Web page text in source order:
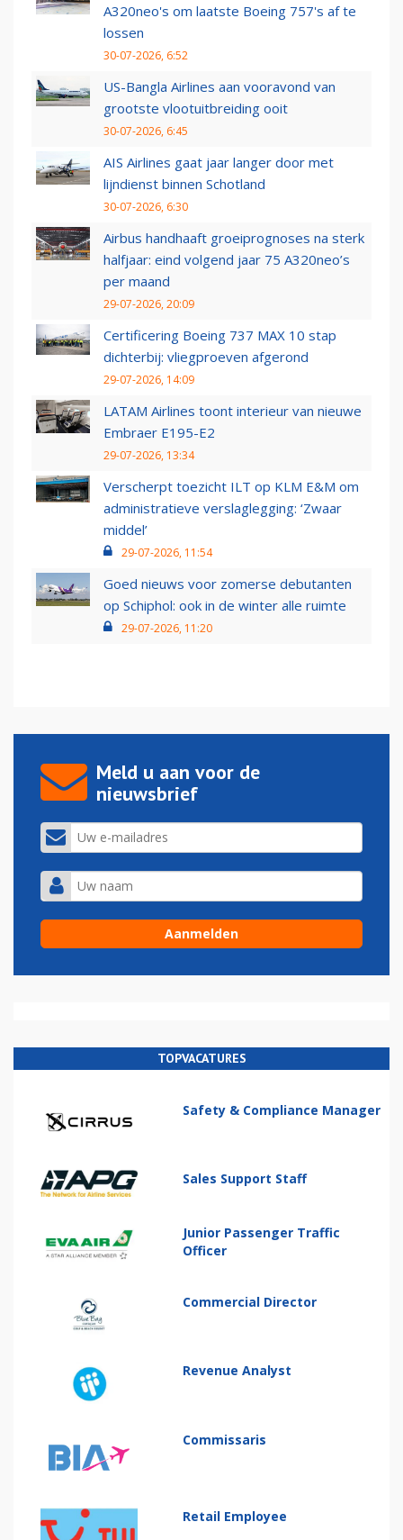
A320neo's om laatste Boeing 757's af te
lossen
30-07-2026, 6:52
US-Bangla Airlines aan vooravond van
grootste vlootuitbreiding ooit
30-07-2026, 6:45
AIS Airlines gaat jaar langer door met
lijndienst binnen Schotland
30-07-2026, 6:30
Airbus handhaaft groeiprognoses na sterk
halfjaar: eind volgend jaar 75 A320neo’s
per maand
29-07-2026, 20:09
Certificering Boeing 737 MAX 10 stap
dichterbij: vliegproeven afgerond
29-07-2026, 14:09
LATAM Airlines toont interieur van nieuwe
Embraer E195-E2
29-07-2026, 13:34
Verscherpt toezicht ILT op KLM E&M om
administratieve verslaglegging: ‘Zwaar
middel’
29-07-2026, 11:54
Goed nieuws voor zomerse debutanten
op Schiphol: ook in de winter alle ruimte
29-07-2026, 11:20
Meld u aan voor de
nieuwsbrief
TOPVACATURES
Safety & Compliance Manager
Sales Support Staff
Junior Passenger Traffic
Officer
Commercial Director
Revenue Analyst
Commissaris
Retail Employee